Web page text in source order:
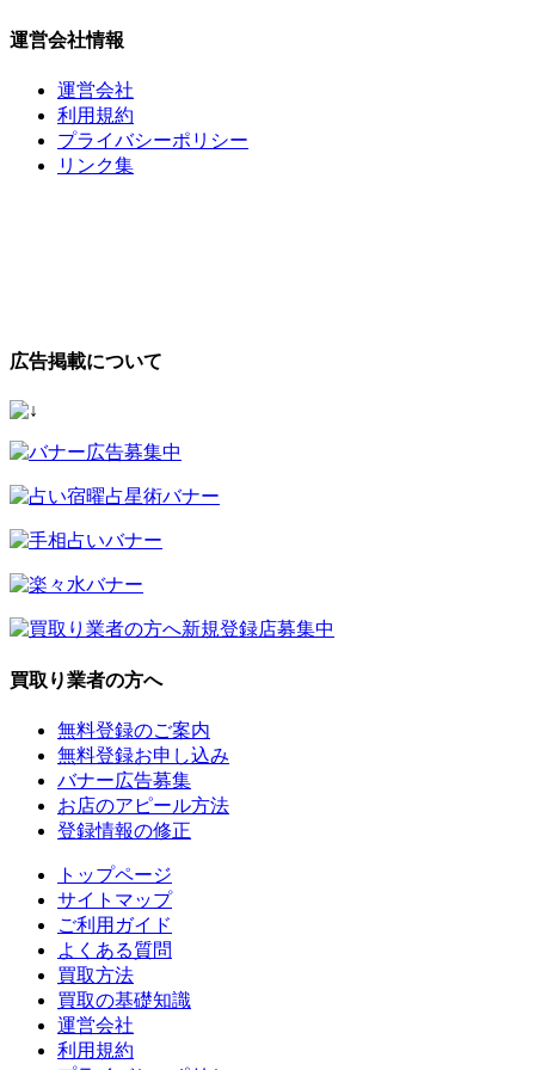
運営会社情報
運営会社
利用規約
プライバシーポリシー
リンク集
広告掲載について
買取り業者の方へ
無料登録のご案内
無料登録お申し込み
バナー広告募集
お店のアピール方法
登録情報の修正
トップページ
サイトマップ
ご利用ガイド
よくある質問
買取方法
買取の基礎知識
運営会社
利用規約